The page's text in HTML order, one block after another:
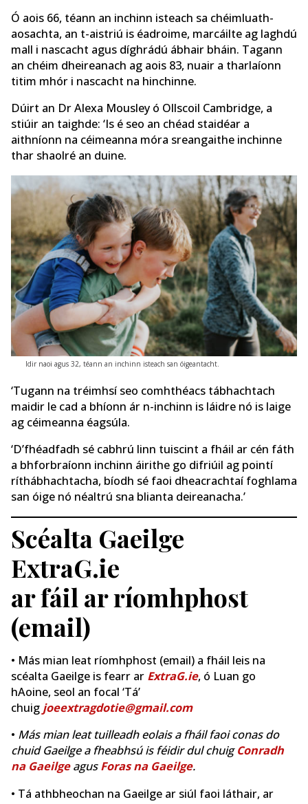
Ó aois 66, téann an inchinn isteach sa chéimluath-
aosachta, an t-aistriú is éadroime, marcáilte ag laghdú
mall i nascacht agus díghrádú ábhair bháin. Tagann
an chéim dheireanach ag aois 83, nuair a tharlaíonn
titim mhór i nascacht na hinchinne.
Dúirt an Dr Alexa Mousley ó Ollscoil Cambridge, a
stiúir an taighde: ‘Is é seo an chéad staidéar a
aithníonn na céimeanna móra sreangaithe inchinne
thar shaolré an duine.
Idir naoi agus 32, téann an inchinn isteach san óigeantacht.
‘Tugann na tréimhsí seo comhthéacs tábhachtach
maidir le cad a bhíonn ár n-inchinn is láidre nó is laige
ag céimeanna éagsúla.
‘D’fhéadfadh sé cabhrú linn tuiscint a fháil ar cén fáth
a bhforbraíonn inchinn áirithe go difriúil ag pointí
ríthábhachtacha, bíodh sé faoi dheacrachtaí foghlama
san óige nó néaltrú sna blianta deireanacha.’
Scéalta Gaeilge
ExtraG.ie
ar fáil ar ríomhphost
(email)
• Más mian leat ríomhphost (email) a fháil leis na
scéalta Gaeilge is fearr ar ExtraG.ie, ó Luan go
hAoine, seol an focal ‘Tá’
chuig joeextragdotie@gmail.com
• Más mian leat tuilleadh eolais a fháil faoi conas do
chuid Gaeilge a fheabhsú is féidir dul chuigConradh
na GaeilgeagusForas na Gaeilge.
• Tá athbheochan na Gaeilge ar siúl faoi láthair, ar